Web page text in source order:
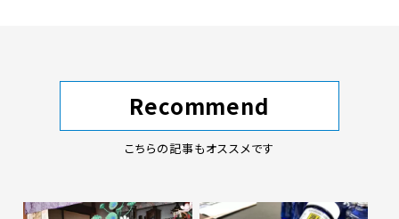
Recommend
こちらの記事もオススメです